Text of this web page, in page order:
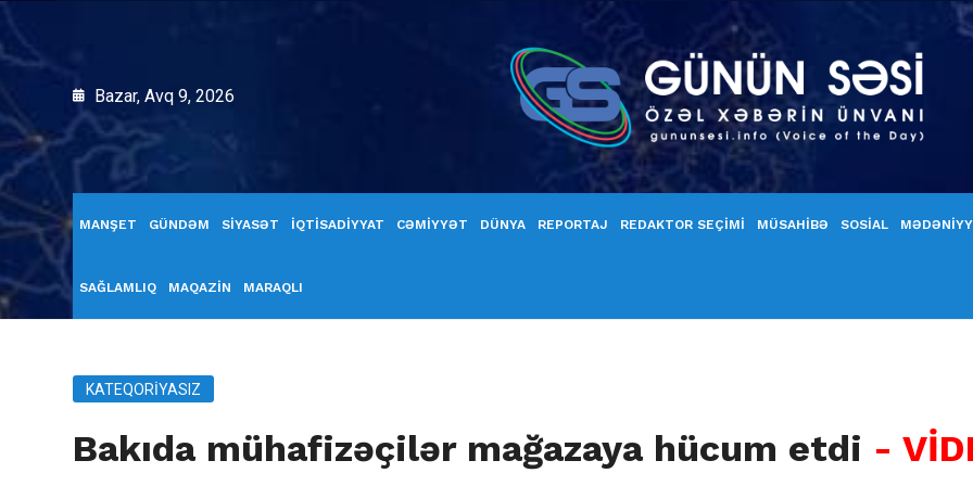
Bazar, Avq 9, 2026
MANŞET GÜNDƏM SİYASƏT İQTİSADİYYAT CƏMİYYƏT DÜNYA REPORTAJ REDAKTOR SEÇİMİ MÜSAHİBƏ SOSİAL
SAĞLAMLIQ MAQAZİN MARAQLI
KATEQORIYASIZ
Bakıda mühafizəçilər mağazaya hücum etdi -